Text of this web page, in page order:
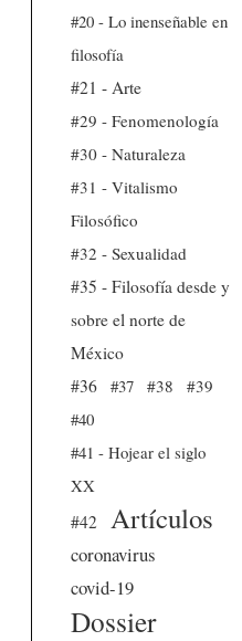
#20 - Lo inenseñable en
filosofía
#21 - Arte
#29 - Fenomenología
#30 - Naturaleza
#31 - Vitalismo
Filosófico
#32 - Sexualidad
#35 - Filosofía desde y
sobre el norte de
México
#36
#37 #38
#39
#40
#41 - Hojear el siglo
XX
#42
Artículos
coronavirus
covid-19
Dossier